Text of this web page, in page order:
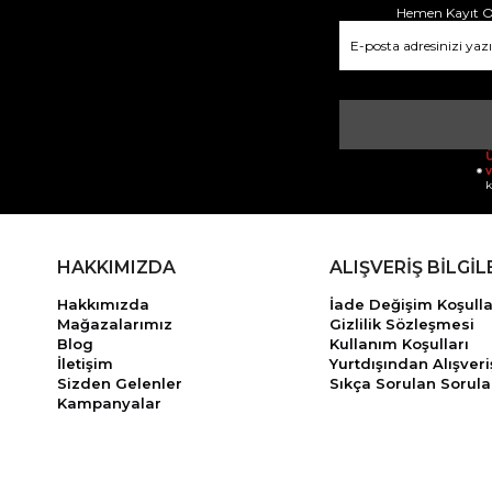
Hemen Kayıt
HAKKIMIZDA
Hakkımızda
Mağazalarımız
Blog
İletişim
Sizden Gelenler
Kampanyalar
ALIŞVERİŞ
İade Değişim
Gizlilik Sözleşmesi
Kullanım Koşulları
Yurtdışından
Sıkça Sorulan